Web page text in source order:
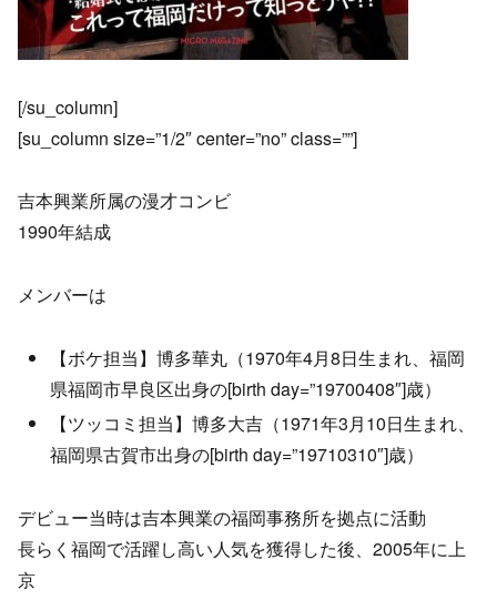
[/su_column]
[su_column size=”1/2″ center=”no” class=””]
吉本興業所属の漫才コンビ
1990年結成
メンバーは
【ボケ担当】博多華丸（1970年4月8日生まれ、福岡
県福岡市早良区出身の[birth day=”19700408″]歳）
【ツッコミ担当】博多大吉（1971年3月10日生まれ、
福岡県古賀市出身の[birth day=”19710310″]歳）
デビュー当時は吉本興業の福岡事務所を拠点に活動
長らく福岡で活躍し高い人気を獲得した後、2005年に上
京